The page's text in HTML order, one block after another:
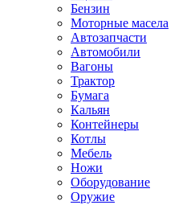
Бензин
Моторные масела
Автозапчасти
Автомобили
Вагоны
Трактор
Бумага
Кальян
Контейнеры
Котлы
Мебель
Ножи
Оборудование
Оружие